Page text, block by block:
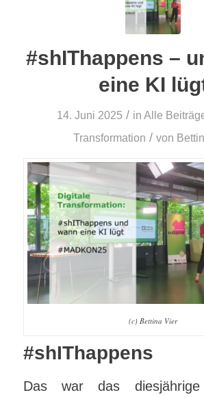
#shIThappens –
eine KI
14. Juni 2025 / in Alle
Transformation / von
(c) Bettina Vier
#shIThappens
Das war das